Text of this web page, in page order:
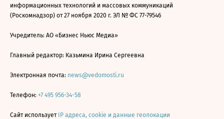
информационных технологий и массовых коммуникаций
(Роскомнадзор) от 27 ноября 2020 г. ЭЛ № ФС 77-79546
Учредитель: АО «Бизнес Ньюс Медиа»
Главный редактор: Казьмина Ирина Сергеевна
Электронная почта: news@vedomosti.ru
Телефон: +7 495 956-34-58
Сайт использует IP адреса, cookie и данные геолокации